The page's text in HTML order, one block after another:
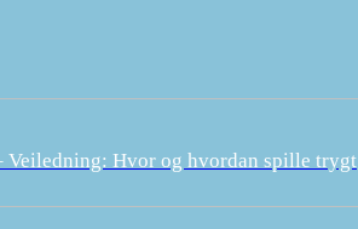
Veiledning: Hvor og hvordan spille trygt